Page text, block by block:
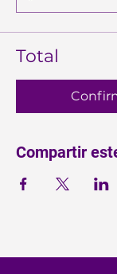
Total
Compartir